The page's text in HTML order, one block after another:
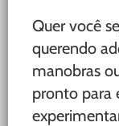
Quer você
querendo
manobras
pronto para